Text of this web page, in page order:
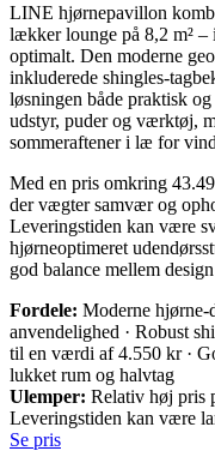
LINE hjørnepavillon
lækker lounge på 8,2 m² –
optimalt. Den moderne
inkluderede shingles-
løsningen både praktisk
udstyr, puder og værktøj,
sommeraftener i læ for
Med en pris omkring
der vægter samvær og
Leveringstiden kan være
hjørneoptimeret
god balance mellem
Fordele: Moderne hjørne-
anvendelighed · Robust
til en værdi af 4.550 kr ·
lukket rum og halvtag
Ulemper: Relativ høj pris
Leveringstiden kan være
Se pris